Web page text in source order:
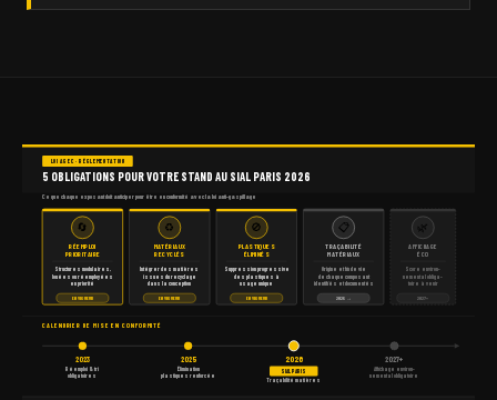
LOI AGEC · RÉGLEMENTATION
5 OBLIGATIONS POUR VOTRE STAND AU SIAL PARIS 2026
Ce que chaque exposant doit anticiper pour être en conformité avec la loi anti-gaspillage
🔄
RÉEMPLOI
PRIORITAIRE
Structures modulaires,
louées ou réemployées
en priorité
EN VIGUEUR
♻️
MATÉRIAUX
RECYCLÉS
Intégrer des matières
issues du recyclage
dans la conception
EN VIGUEUR
🚫
PLASTIQUES
ÉLIMINÉS
Suppression progressive
des plastiques à
usage unique
EN VIGUEUR
📋
TRAÇABILITÉ
MATÉRIAUX
Origine et fin de vie
de chaque composant
identifiés et documentés
2026 →
🌿
AFFICHAGE
ÉCO
Score environ-
nemental obliga-
toire à venir
2027+
CALENDRIER DE MISE EN CONFORMITÉ
2023
Réemploi & tri
obligatoires
2025
Élimination
plastiques renforcée
2026
SIAL PARIS
Traçabilité matières
2027+
Affichage environ-
nemental obligatoire